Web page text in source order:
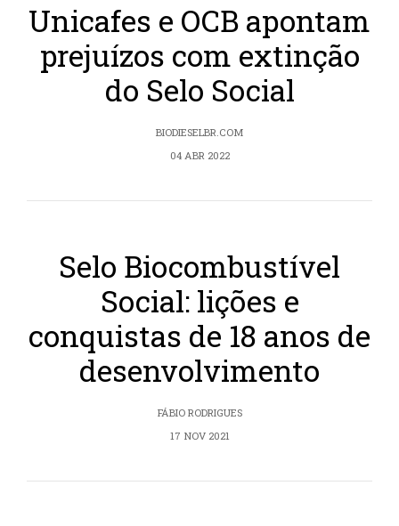
Unicafes e OCB apontam
prejuízos com extinção
do Selo Social
BIODIESELBR.COM
04 ABR 2022
Selo Biocombustível
Social: lições e
conquistas de 18 anos de
desenvolvimento
FÁBIO RODRIGUES
17 NOV 2021